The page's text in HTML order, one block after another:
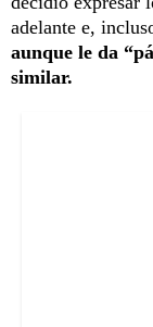
adelante e,
aunque le da
similar.